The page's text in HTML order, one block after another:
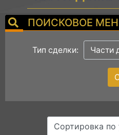
ПОИСКОВОЕ
Тип сделки: Части
Сортировка